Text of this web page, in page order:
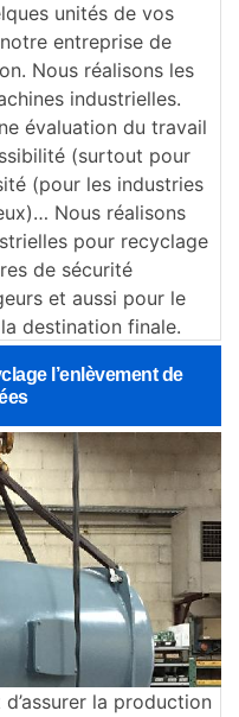
unités de vos
entreprise de
Nous réalisons les
industrielles.
évaluation du travail
(surtout pour
(pour les industries
Nous réalisons
pour recyclage
de sécurité
et aussi pour le
destination finale.
l’enlèvement de
la production